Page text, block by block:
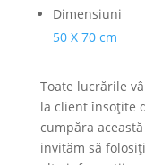
Dimensiuni
50 X 70 cm
Toate lucrările
la client însoțite
cumpăra
invităm să